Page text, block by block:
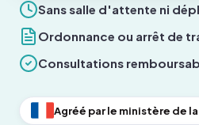
Sans salle d'attente ni
Ordonnance ou arrêt de
Consultations
Agréé par le ministère de